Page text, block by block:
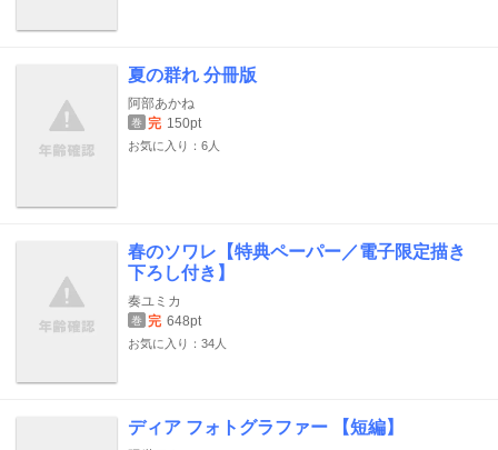
夏の群れ 分冊版
阿部あかね
巻 完 150pt
お気に入り：6人
春のソワレ【特典ペーパー／電子限定描き
下ろし付き】
奏ユミカ
巻 完 648pt
お気に入り：34人
ディア フォトグラファー 【短編】